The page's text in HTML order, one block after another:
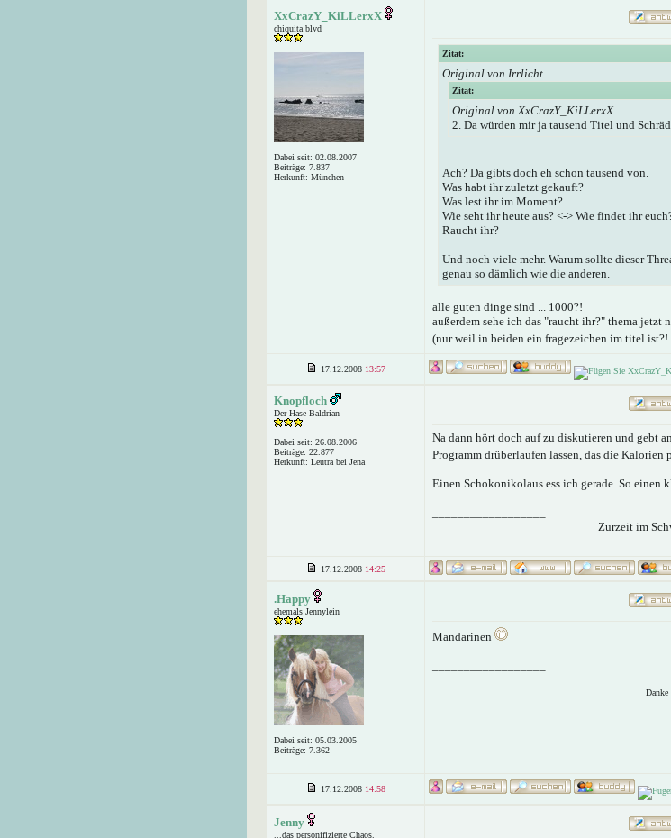
XxCrazY_KiLLerxX
chiquita blvd
Dabei seit: 02.08.2007
Beiträge: 7.837
Herkunft: München
Zitat:
Original von Irrlicht
Zitat:
Original von XxCrazY_KiLLerxX
2. Da würden mir ja tausend Titel und
Ach? Da gibts doch eh schon tausend von.
Was habt ihr zuletzt gekauft?
Was lest ihr im Moment?
Wie seht ihr heute aus? <-> Wie findet ihr
Raucht ihr?
Und noch viele mehr. Warum sollte dieser
genau so dämlich wie die anderen.
alle guten dinge sind ... 1000?!
außerdem sehe ich das "raucht ihr?" thema jetzt
(nur weil in beiden ein fragezeichen im titel ist?!
17.12.2008 13:57
Knopfloch
Der Hase Baldrian
Dabei seit: 26.08.2006
Beiträge: 22.877
Herkunft: Leutra bei Jena
Na dann hört doch auf zu diskutieren und gebt
Programm drüberlaufen lassen, das die Kalorien
Einen Schokonikolaus ess ich gerade. So einen
Zurzeit im
17.12.2008 14:25
.Happy
ehemals Jennylein
Dabei seit: 05.03.2005
Beiträge: 7.362
Mandarinen
17.12.2008 14:58
Jenny
...das personifizierte Chaos.